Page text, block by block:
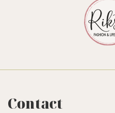
Contact